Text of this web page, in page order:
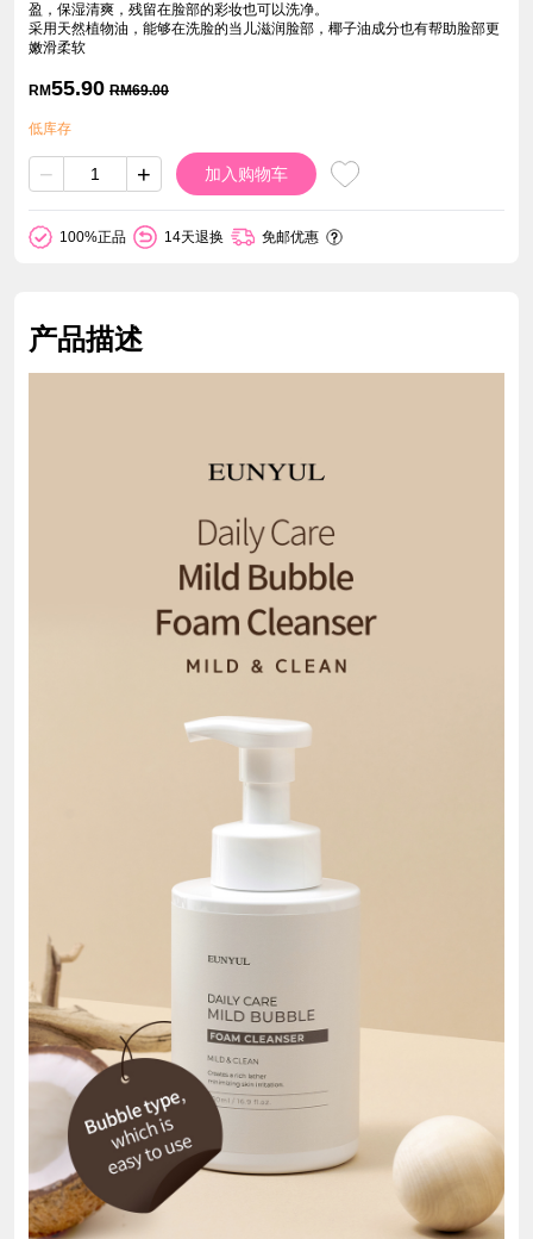
盈，保湿清爽，残留在脸部的彩妆也可以洗净。
采用天然植物油，能够在洗脸的当儿滋润脸部，椰子油成分也有帮助脸部更
嫩滑柔软
RM55.90 RM69.00
低库存
− + 加入购物车
100%正品 14天退换 免邮优惠
产品描述